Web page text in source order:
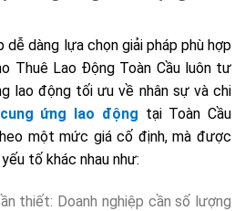
dễ dàng lựa chọn giải pháp phù hợp
Thuê Lao Động Toàn Cầu luôn tư
lao động tối ưu về nhân sự và chi
ứng lao động tại Toàn Cầu
một mức giá cố định, mà được
tố khác nhau như:
thiết: Doanh nghiệp cần số lượng